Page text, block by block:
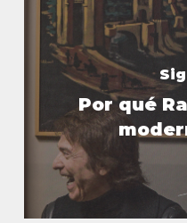
Por qué